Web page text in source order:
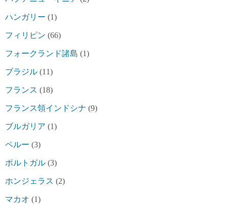
ハンガリー (1)
フィリピン (66)
フォークランド諸島 (1)
ブラジル (11)
フランス (18)
フランス領インドシナ (9)
ブルガリア (1)
ペルー (3)
ポルトガル (3)
ホンジェラス (2)
マカオ (1)